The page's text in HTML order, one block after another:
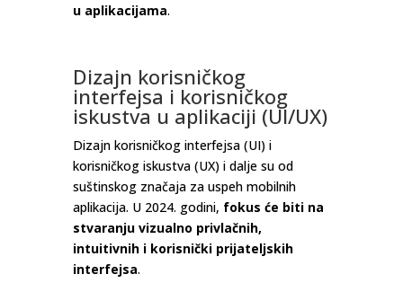
u aplikacijama.
Dizajn korisničkog
interfejsa i korisničkog
iskustva u aplikaciji (UI/UX)
Dizajn korisničkog interfejsa (UI) i
korisničkog iskustva (UX) i dalje su od
suštinskog značaja za uspeh mobilnih
aplikacija. U 2024. godini, fokus će biti na
stvaranju vizualno privlačnih,
intuitivnih i korisnički prijateljskih
interfejsa.